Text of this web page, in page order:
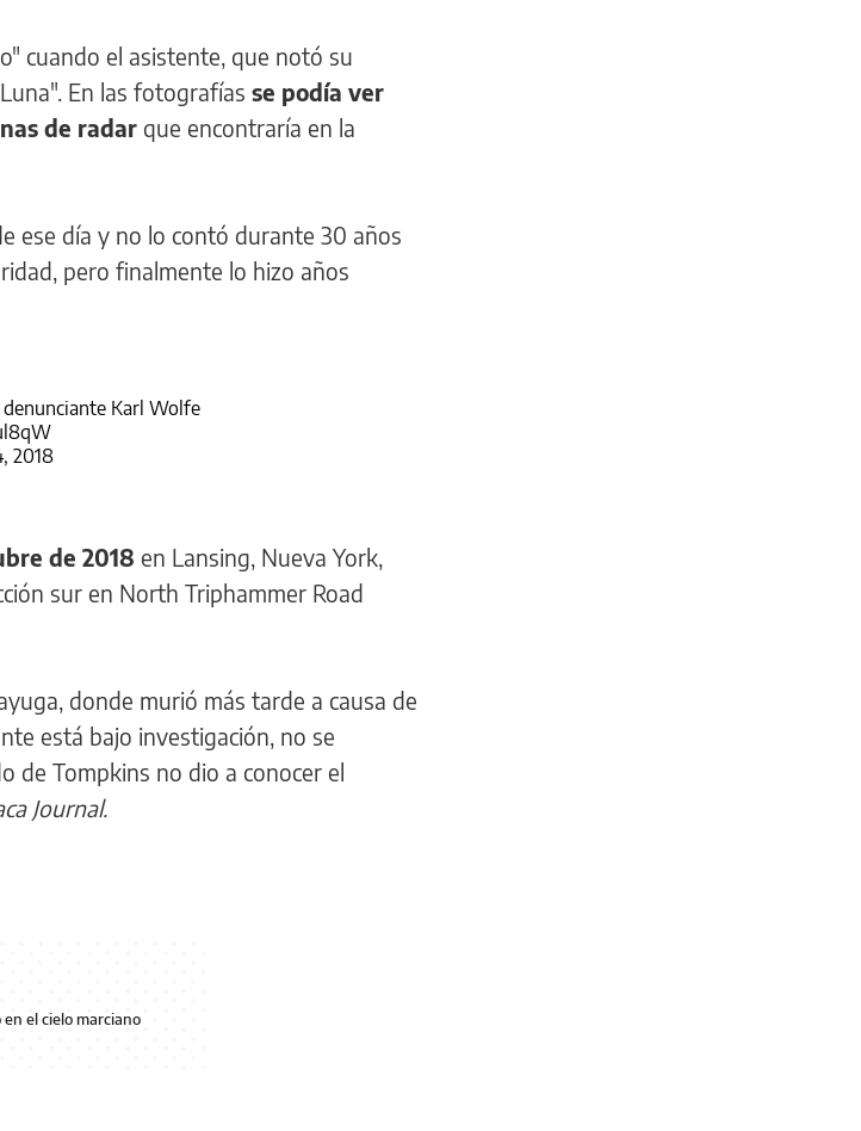
cuando el asistente, que notó su
En las fotografías se podía ver
de radar que encontraría en la
ese día y no lo contó durante 30 años
pero finalmente lo hizo años
Karl Wolfe
2018
de 2018 en Lansing, Nueva York,
sur en North Triphammer Road
donde murió más tarde a causa de
está bajo investigación, no se
de Tompkins no dio a conocer el
Journal.
el cielo marciano